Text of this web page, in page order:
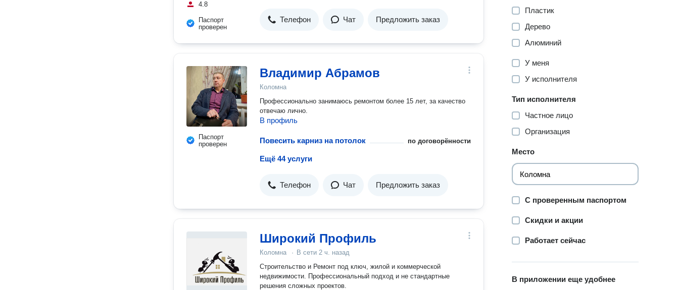
4.8
Паспорт
проверен
Телефон Чат Предложить заказ
Паспорт
проверен
Владимир Абрамов
Коломна
Профессионально занимаюсь ремонтом более 15 лет, за качество
отвечаю лично.
В профиль
Повесить карниз на потолок по договорённости
Ещё 44 услуги
Телефон Чат Предложить заказ
Широкий Профиль
Коломна · В сети 2 ч. назад
Строительство и Ремонт под ключ, жилой и коммерческой
недвижимости. Профессиональный подход и не стандартные
решения сложных проектов.
Пластик
Дерево
Алюминий
У меня
У исполнителя
Тип исполнителя
Частное лицо
Организация
Место
С проверенным паспортом
Скидки и акции
Работает сейчас
В приложении еще удобнее